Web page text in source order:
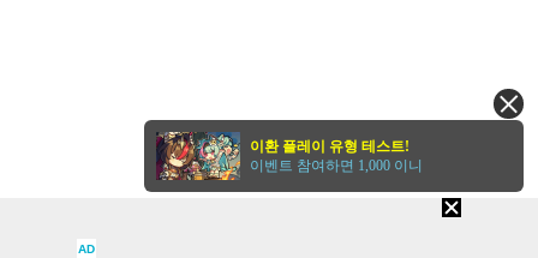
AD
이환 플레이 유형 테스트!
이벤트 참여하면 1,000 이니